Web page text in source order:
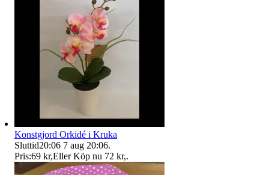
Konstgjord Orkidé i Kruka
Sluttid20:06 7 aug 20:06.
Pris:69 kr,Eller Köp nu 72 kr,.